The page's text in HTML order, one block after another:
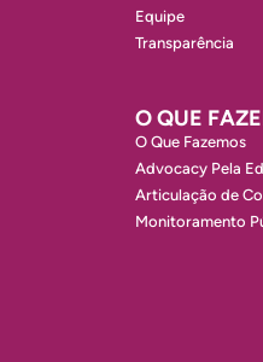
Equipe
Transparência
O QUE
O Que Fazemos
Advocacy Pela
Articulação de
Monitoramento